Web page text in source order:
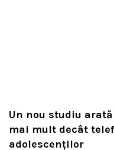
Un nou studiu
mai mult decât
adolescenților